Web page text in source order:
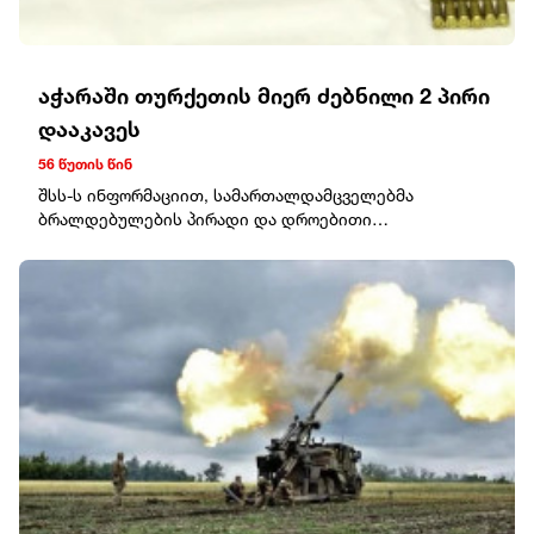
აჭარაში თურქეთის მიერ ძებნილი 2 პირი
დააკავეს
56 წუთის წინ
შსს-ს ინფორმაციით, სამართალდამცველებმა
ბრალდებულების პირადი და დროებითი
ამოიღეს ცეცხლსასროლი იარაღი და საბრძოლო
მასალა, მათ შორის: 2 პისტოლეტი, სამი მჭიდი და 129
ვაზნა. დგინდება, რომ ორივე დაკავებული სხვადასხვა
მძიმე დანაშაულისთვის იძებნებოდა.გამოძიება
სისხლის სამართლის კოდექსის 236-ე და 344-ე
მუხლებით მიმდინარეობს, რაც თავისუფლების 11
წლამდე აღკვეთას ითვალისწინებს.